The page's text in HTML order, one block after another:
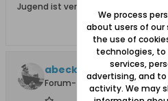
Jugend ist verfuehrbar, heute und
abeckz
Forum-Teilnehmer
We process
about users of our
the use of
technologies, to
services,
advertising, and
activity. We may